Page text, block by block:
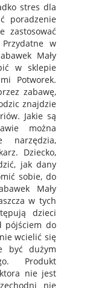
stres dla
poradzenie
zastosować
w
Mały
w sklepie
Potworek.
zabawę,
znajdzie
Jakie są
można
narzędzia,
Dziecko,
jak dany
sobie, do
Mały
w tych
dzieci
pójściem do
wcielić się
być dużym
Produkt
nie jest
nie